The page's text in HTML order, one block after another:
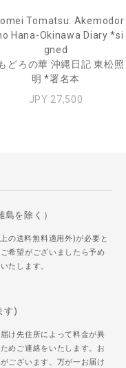
Tomatsu: Akemodor
Hana-Okinawa Diary *si
gned
どろの華 沖縄日記 東松照
明 *署名本
JPY 27,500
を除く）
の送料無料適用外)が必要と
希望がございましたら予め
たします。
す)
け先住所によって料金が異
めご連絡をいたします。お
ございます。万が一お届け